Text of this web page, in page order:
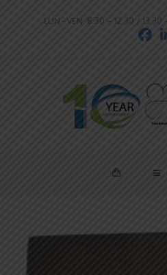
LUN - VEN: 8:30 – 12:30 / 13:30